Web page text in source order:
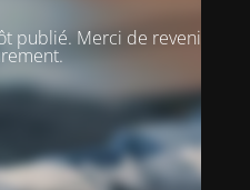
publié. Merci de revenir